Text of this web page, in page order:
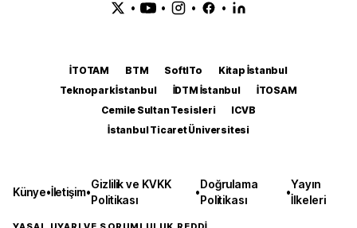
• • • •
İTOTAM BTM SoftITo
Kitap İstanbul
Teknopark İstanbul
İDTM İstanbul
İTOSAM
Cemile Sultan Tesisleri
ICVB
İstanbul Ticaret Üniversitesi
Künye•İletişim•
Gizlilik ve KVKK
Politikası
•
Doğrulama
Politikası
•
Yayın
İlkeleri